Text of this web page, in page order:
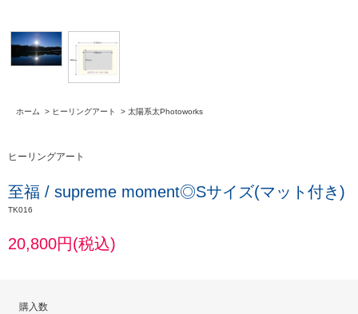
ホーム > ヒーリングアート > 太陽系太Photoworks
ヒーリングアート
至福 / supreme moment◎Sサイズ(マット付き)
TK016
20,800円(税込)
購入数